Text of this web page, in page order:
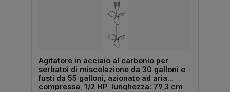
Agitatore in acciaio al carbonio per
serbatoi di miscelazione da 30 galloni e
fusti da 55 galloni, azionato ad aria
compressa, 1/2 HP, lunghezza: 79,3 cm